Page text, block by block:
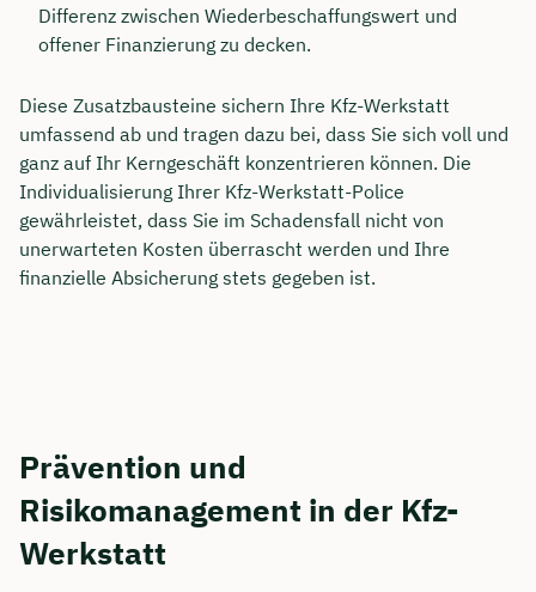
Differenz zwischen Wiederbeschaffungswert und
offener Finanzierung zu decken.
Diese Zusatzbausteine sichern Ihre Kfz-Werkstatt
umfassend ab und tragen dazu bei, dass Sie sich voll und
ganz auf Ihr Kerngeschäft konzentrieren können. Die
Individualisierung Ihrer Kfz-Werkstatt-Police
gewährleistet, dass Sie im Schadensfall nicht von
unerwarteten Kosten überrascht werden und Ihre
finanzielle Absicherung stets gegeben ist.
Prävention und
Risikomanagement in der Kfz-
Werkstatt